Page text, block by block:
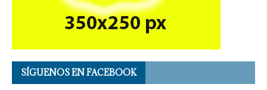
SÍGUENOS EN FACEBOOK